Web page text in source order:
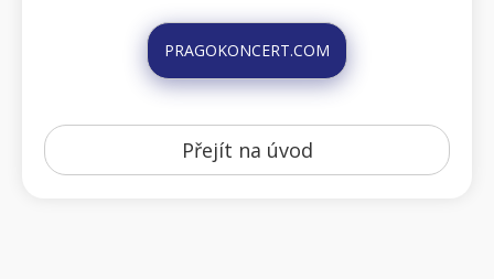
PRAGOKONCERT.COM
Přejít na úvod